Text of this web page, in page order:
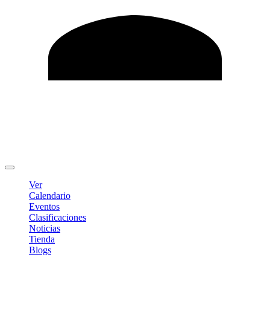
Ver
Calendario
Eventos
Clasificaciones
Noticias
Tienda
Blogs